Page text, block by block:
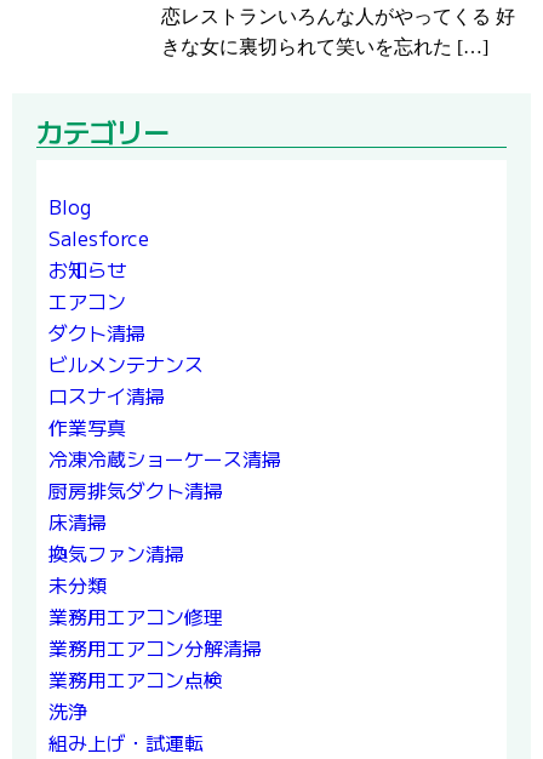
恋レストランいろんな人がやってくる 好
きな女に裏切られて笑いを忘れた […]
カテゴリー
Blog
Salesforce
お知らせ
エアコン
ダクト清掃
ビルメンテナンス
ロスナイ清掃
作業写真
冷凍冷蔵ショーケース清掃
厨房排気ダクト清掃
床清掃
換気ファン清掃
未分類
業務用エアコン修理
業務用エアコン分解清掃
業務用エアコン点検
洗浄
組み上げ・試運転